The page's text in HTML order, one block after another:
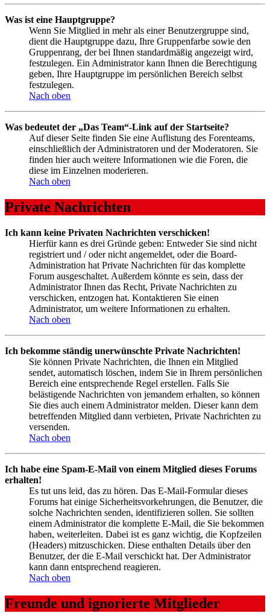
Was ist eine Hauptgruppe?
Wenn Sie Mitglied in mehr als einer Benutzergruppe sind,
dient die Hauptgruppe dazu, Ihre Gruppenfarbe sowie den
Gruppenrang, der bei Ihnen standardmäßig angezeigt wird,
festzulegen. Ein Administrator kann Ihnen die Berechtigung
geben, Ihre Hauptgruppe im persönlichen Bereich selbst
festzulegen.
Nach oben
Was bedeutet der „Das Team“-Link auf der Startseite?
Auf dieser Seite finden Sie eine Auflistung des Forenteams,
einschließlich der Administratoren und der Moderatoren. Sie
finden hier auch weitere Informationen wie die Foren, die
diese im Einzelnen moderieren.
Nach oben
Private Nachrichten
Ich kann keine Privaten Nachrichten verschicken!
Hierfür kann es drei Gründe geben: Entweder Sie sind nicht
registriert und / oder nicht angemeldet, oder die Board-
Administration hat Private Nachrichten für das komplette
Forum ausgeschaltet. Außerdem könnte es sein, dass der
Administrator Ihnen das Recht, Private Nachrichten zu
verschicken, entzogen hat. Kontaktieren Sie einen
Administrator, um weitere Informationen zu erhalten.
Nach oben
Ich bekomme ständig unerwünschte Private Nachrichten!
Sie können Private Nachrichten, die Ihnen ein Mitglied
sendet, automatisch löschen, indem Sie in Ihrem persönlichen
Bereich eine entsprechende Regel erstellen. Falls Sie
belästigende Nachrichten von jemandem erhalten, so können
Sie dies auch einem Administrator melden. Dieser kann dem
betreffenden Mitglied dann verbieten, Private Nachrichten zu
versenden.
Nach oben
Ich habe eine Spam-E-Mail von einem Mitglied dieses Forums
erhalten!
Es tut uns leid, das zu hören. Das E-Mail-Formular dieses
Forums hat einige Sicherheitsvorkehrungen, die Benutzer, die
solche Nachrichten senden, identifizieren sollen. Sie sollten
einem Administrator die komplette E-Mail, die Sie bekommen
haben, weiterleiten. Dabei ist es ganz wichtig, die Kopfzeilen
(Headers) mitzuschicken. Diese enthalten Details über den
Benutzer, der die E-Mail verschickt hat. Der Administrator
kann dann entsprechend reagieren.
Nach oben
Freunde und ignorierte Mitglieder